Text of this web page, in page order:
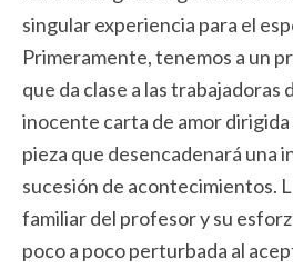
singular experiencia para el
Primeramente, tenemos a un
que da clase a las trabajadoras
inocente carta de amor
pieza que desencadenará una
sucesión de acontecimientos.
familiar del profesor y su
poco a poco perturbada al